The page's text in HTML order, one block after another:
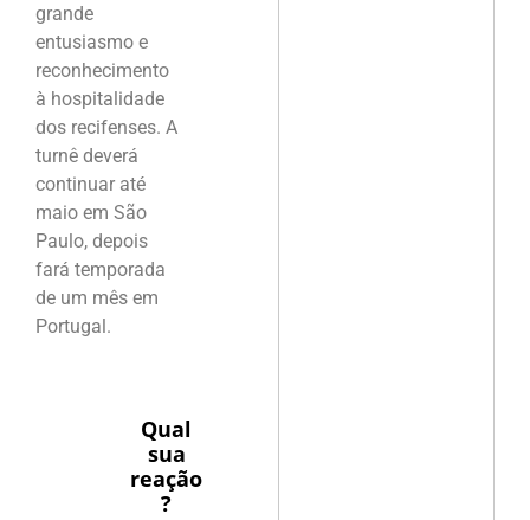
grande
entusiasmo e
reconhecimento
à hospitalidade
dos recifenses. A
turnê deverá
continuar até
maio em São
Paulo, depois
fará temporada
de um mês em
Portugal.
Qual
sua
reação
?